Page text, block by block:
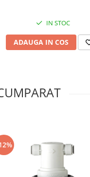
IN STOC
ADAUGA IN COS